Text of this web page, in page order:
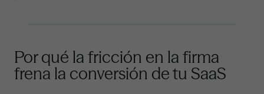
Por qué la fricción en la firma
frena la conversión de tu SaaS